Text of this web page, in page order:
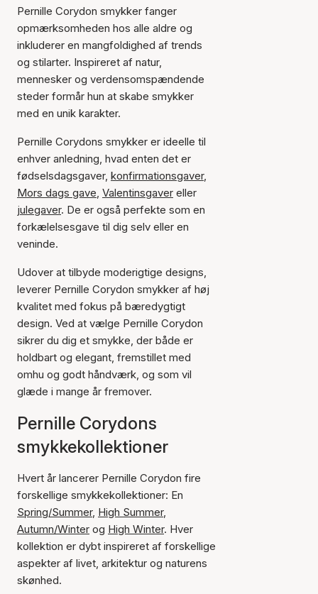
Pernille Corydon smykker fanger
opmærksomheden hos alle aldre og
inkluderer en mangfoldighed af trends
og stilarter. Inspireret af natur,
mennesker og verdensomspændende
steder formår hun at skabe smykker
med en unik karakter.
Pernille Corydons smykker er ideelle til
enhver anledning, hvad enten det er
fødselsdagsgaver, konfirmationsgaver,
Mors dags gave, Valentinsgaver eller
julegaver. De er også perfekte som en
forkælelsesgave til dig selv eller en
veninde.
Udover at tilbyde moderigtige designs,
leverer Pernille Corydon smykker af høj
kvalitet med fokus på bæredygtigt
design. Ved at vælge Pernille Corydon
sikrer du dig et smykke, der både er
holdbart og elegant, fremstillet med
omhu og godt håndværk, og som vil
glæde i mange år fremover.
Pernille Corydons
smykkekollektioner
Hvert år lancerer Pernille Corydon fire
forskellige smykkekollektioner: En
Spring/Summer, High Summer,
Autumn/Winter og High Winter. Hver
kollektion er dybt inspireret af forskellige
aspekter af livet, arkitektur og naturens
skønhed.